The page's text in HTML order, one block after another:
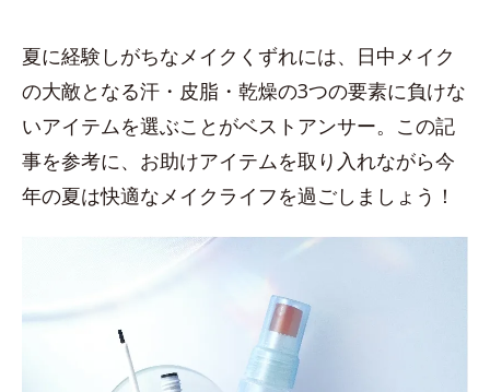
夏に経験しがちなメイクくずれには、日中メイク
の大敵となる汗・皮脂・乾燥の3つの要素に負けな
いアイテムを選ぶことがベストアンサー。この記
事を参考に、お助けアイテムを取り入れながら今
年の夏は快適なメイクライフを過ごしましょう！